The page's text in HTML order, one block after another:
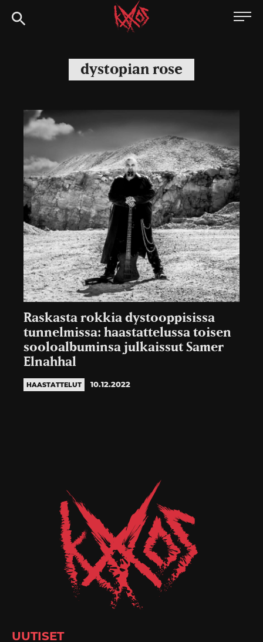
Siirry
suoraan
Kaaoszine
dystopian rose
Raskasta rokkia dystooppisissa
tunnelmissa: haastattelussa toisen
sooloalbuminsa julkaissut Samer
Elnahhal
HAASTATTELUT 10.12.2022
UUTISET